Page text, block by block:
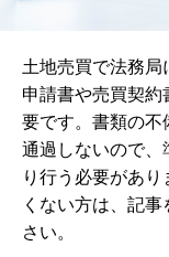
土地売買で法務
申請書や売買契
要です。書類の不
通過しないので、
り行う必要があ
くない方は、記
さい。